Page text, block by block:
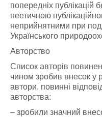
попередніх публікацій
неетичною
неприйнятними при
Українського
Авторство
Список авторів
чином зробив внесок у
автори, повинні
авторства:
– зробили значний